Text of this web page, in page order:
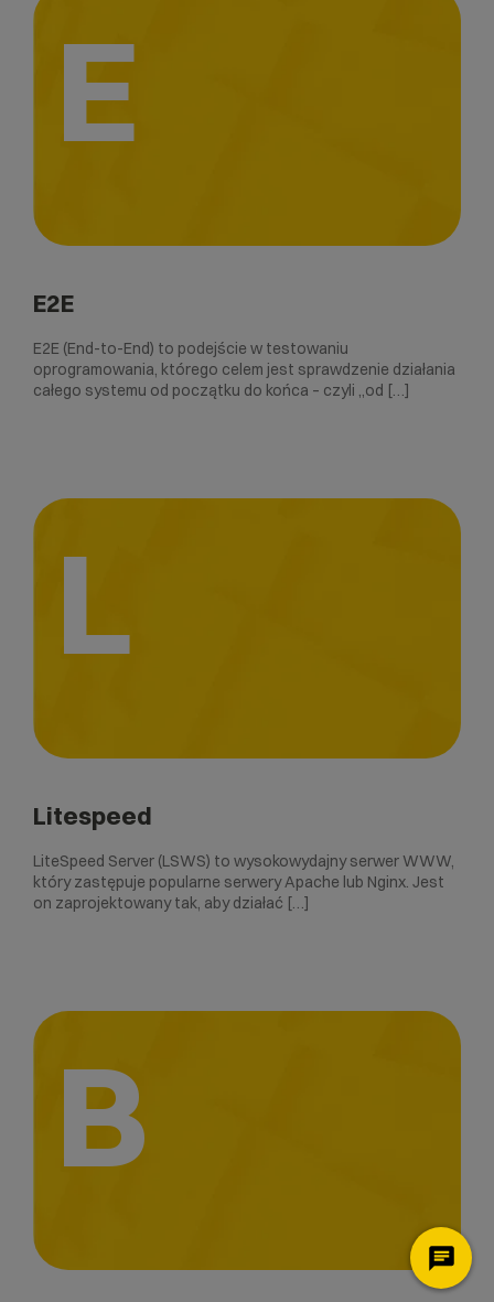
E
E2E
E2E (End-to-End) to podejście w testowaniu
oprogramowania, którego celem jest sprawdzenie działania
całego systemu od początku do końca – czyli „od […]
L
Litespeed
LiteSpeed ​​Server (LSWS) to wysokowydajny serwer WWW,
który zastępuje popularne serwery Apache lub Nginx. Jest
on zaprojektowany tak, aby działać […]
B